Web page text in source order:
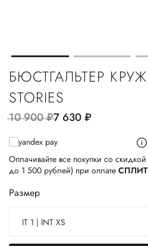
БЮСТГАЛЬТЕР
STORIES
10 900руб.7 630руб.
Оплачивайте все покупки со
до 1 500 рублей) при оплате СПЛИТ
Размер
IT 1 | INT XS